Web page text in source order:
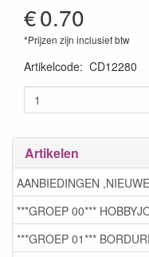
€0.70
*Prijzen zijn inclusief btw
Artikelcode: CD12280
Artikelen
AANBIEDINGEN
***GROEP 00***
***GROEP 01***